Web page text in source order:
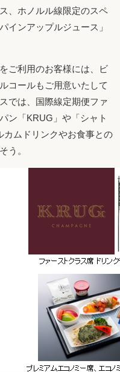
、ホノルル線限定のスペ
インアップルジュース」
ご利用のお客様には、ビ
コールもご用意いたして
では、国際線定期便ファ
ン「KRUG」や「シャト
カムドリンクやお食事との
う。